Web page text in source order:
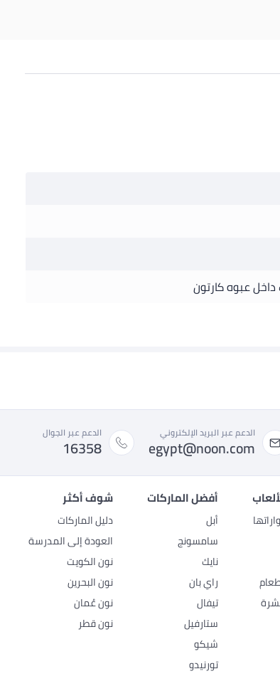
عبوه كارتون
الدعم عبر البريد الإلكتروني
egypt@noon.com
الدعم عبر الجوال
16358
أفضل الماركات
أبل
سامسونج
نايك
راي بان
تيفال
ستارفيل
شيكو
تورنيدو
شوف أكثر
دليل الماركات
العودة إلى المدرسة
نون الكويت
نون البحرين
نون عُمان
نون قطر